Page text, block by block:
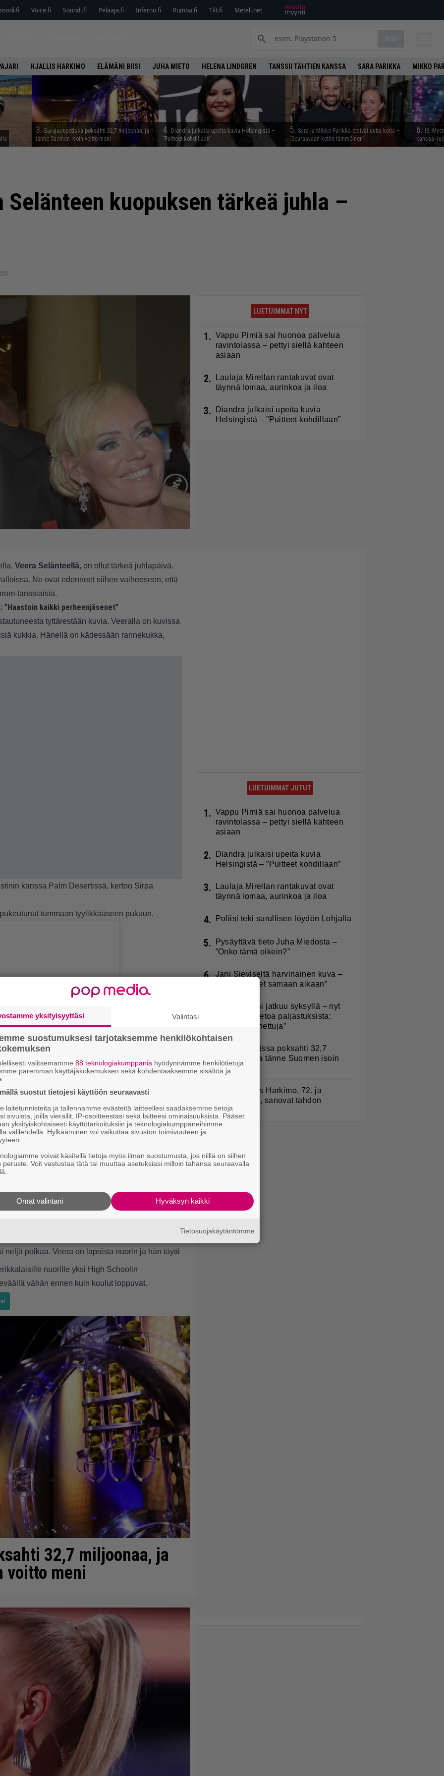
Voice.fi Soundi.fi Pelaaja.fi Inferno.fi Rumba.fi Tilt.fi Meteli.net
HJALLIS HARKIMO ELÄMÄNI BIISI JUHA MIETO HELENA LINDGREN TANSSII TÄHTIEN KANSSA SARA PARIKKA MIKKO
3. Eurojackpotissa poksahti 32,7 miljoonaa, ja
tänne Suomen isoin voitto meni
4. Diandra julkaisi upeita kuvia Helsingistä –
”Puitteet kohdillaan”
5. Sara ja Mikko Parikka etsivät uutta kotia –
”Seuraavaan kotiin tämmöinen”
6.
IS:
kanssa -
Selänteen kuopuksen tärkeä juhla –
LUETUIMMAT NYT
1. Vappu Pimiä sai huonoa palvelua
ravintolassa – pettyi siellä kahteen
asiaan
2.
Laulaja Mirellan rantakuvat ovat
täynnä lomaa, aurinkoa ja iloa
3.
Diandra julkaisi upeita kuvia
Helsingistä – ”Puitteet kohdillaan”
Veera Selänteellä, on ollut tärkeä juhlapäivä.
Ne ovat edenneet siihen vaiheeseen, että
tanssiaisia.
”Haastoin kaikki perheenjäsenet”
tyttärestään kuvia. Veeralla on kuvissa
kukkia. Hänellä on kädessään rannekukka,
kanssa Palm Desertissä, kertoo Sirpa
tummaan tyylikkääseen pukuun.
Instagram
(@sirpa.selanne)
neljä poikaa. Veera on lapsista nuorin ja hän täytti
nuorille yksi High Schoolin
vähän ennen kuin koulut loppuvat.
32,7 miljoonaa, ja
voitto meni
LUETUIMMAT JUTUT
1. Vappu Pimiä sai huonoa palvelua
ravintolassa – pettyi siellä kahteen
asiaan
2.
Diandra julkaisi upeita kuvia
Helsingistä – ”Puitteet kohdillaan”
3.
Laulaja Mirellan rantakuvat ovat
täynnä lomaa, aurinkoa ja iloa
4. Poliisi teki surullisen löydön Lohjalla
5.
Pysäyttävä tieto Juha Miedosta –
”Onko tämä oikein?”
6. Jani Sieviseltä harvinainen kuva –
”Kaikki lapset samaan aikaan”
Elämäni biisi jatkuu syksyllä – nyt
saatiin lisätietoa paljastuksista:
”Erittäin tunnettuja”
Eurojackpotissa poksahti 32,7
miljoonaa, ja tänne Suomen isoin
voitto meni
Uuno: Hjallis Harkimo, 72, ja
Jasmine, 38, sanovat tahdon
yksityisyyttäsi Valintasi
suostumuksesi tarjotaksemme henkilökohtaisen
valitsemamme 88 teknologiakumppania hyödynnämme henkilötietoja
paremman käyttäjäkokemuksen sekä kohdentaaksemme sisältöä ja
suostut tietojesi käyttöön seuraavasti
laitetunnisteita ja tallennamme evästeitä laitteellesi saadaksemme tietoja
sivuista, joilla vierailit, IP-osoitteestasi sekä laitteesi ominaisuuksista. Pääset
yksityiskohtaisesti käyttötarkoituksiin ja teknologiakumppaneihimme
välilehdellä. Hylkääminen voi vaikuttaa sivuston toimivuuteen ja
voivat käsitellä tietoja myös ilman suostumusta, jos niillä on siihen
peruste. Voit vastustaa tätä tai muuttaa asetuksiasi milloin tahansa seuraavalla
Hyväksyn kaikki
Omat valintani
Tietosuojakäytäntömme